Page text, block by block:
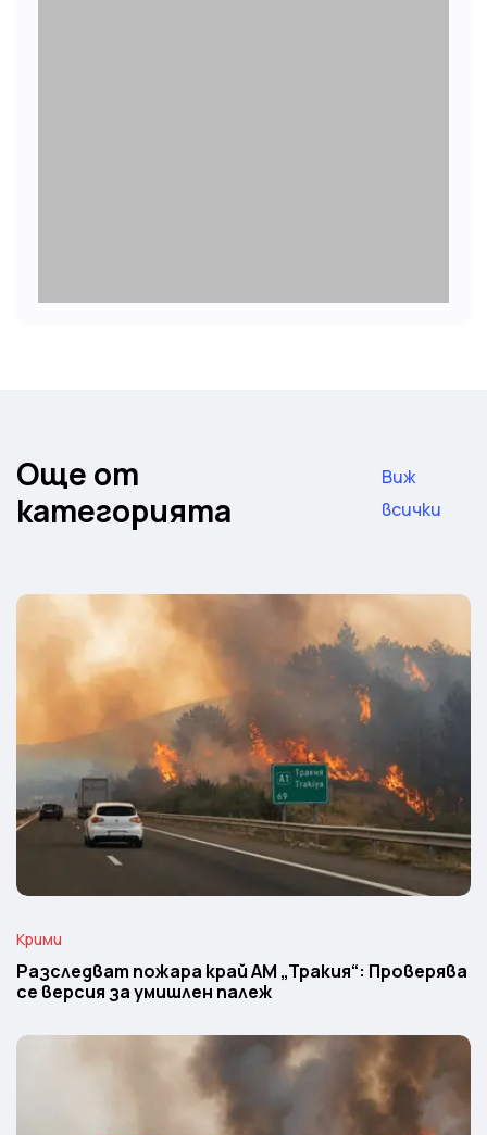
Още от
категорията
Виж
всички
Крими
Разследват пожара край АМ „Тракия“: Проверява
се версия за умишлен палеж